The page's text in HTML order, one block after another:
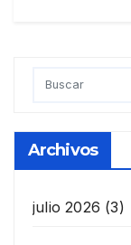
Archivos
julio 2026 (3)